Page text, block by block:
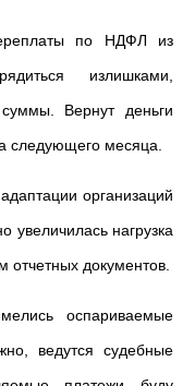
по НДФЛ из
излишками,
суммы. Вернут деньги
следующего месяца.
организаций
увеличилась нагрузка
отчетных документов.
оспариваемые
ведутся судебные